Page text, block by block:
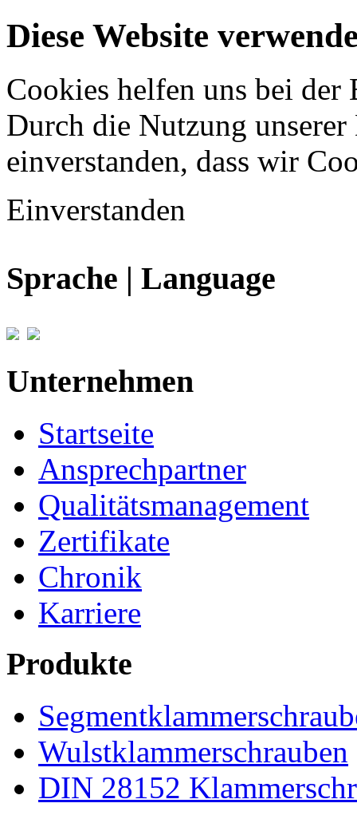
Diese Website
Cookies helfen uns bei der
Durch die Nutzung
einverstanden, dass wir
Einverstanden
Sprache | Language
Unternehmen
Startseite
Ansprechpartner
Qualitätsmanagement
Zertifikate
Chronik
Karriere
Produkte
Wulstklammerschrauben
DIN 28152